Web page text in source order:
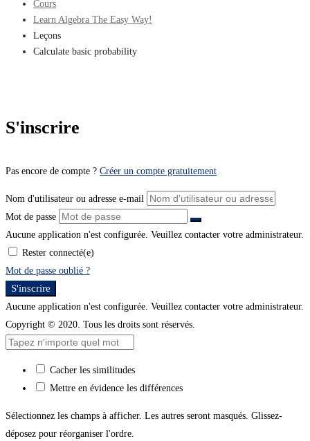
Cours
Learn Algebra The Easy Way!
Leçons
Calculate basic probability
S'inscrire
Pas encore de compte ? Créer un compte gratuitement
Nom d'utilisateur ou adresse e-mail
Mot de passe
Aucune application n'est configurée. Veuillez contacter votre administrateur.
Rester connecté(e)
Mot de passe oublié ?
S'inscrire
Aucune application n'est configurée. Veuillez contacter votre administrateur.
Copyright © 2020. Tous les droits sont réservés.
Cacher les similitudes
Mettre en évidence les différences
Sélectionnez les champs à afficher. Les autres seront masqués. Glissez-
déposez pour réorganiser l'ordre.